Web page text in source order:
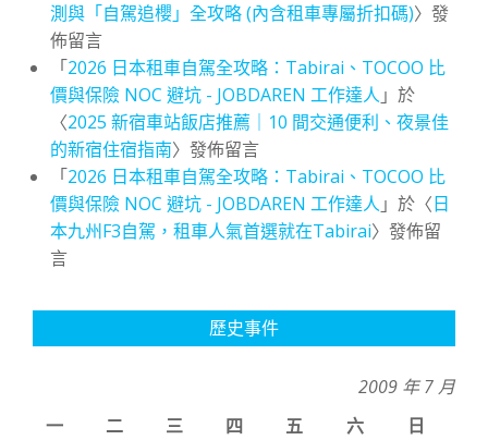
測與「自駕追櫻」全攻略 (內含租車專屬折扣碼)〉發
佈留言
「2026 日本租車自駕全攻略：Tabirai、TOCOO 比
價與保險 NOC 避坑 - JOBDAREN 工作達人 」於
〈2025 新宿車站飯店推薦｜10 間交通便利、夜景佳
的新宿住宿指南〉發佈留言
「2026 日本租車自駕全攻略：Tabirai、TOCOO 比
價與保險 NOC 避坑 - JOBDAREN 工作達人 」於〈日
本九州F3自駕，租車人氣首選就在Tabirai〉發佈留
言
歷史事件
2009 年 7 月
一
二 三 四 五 六
日